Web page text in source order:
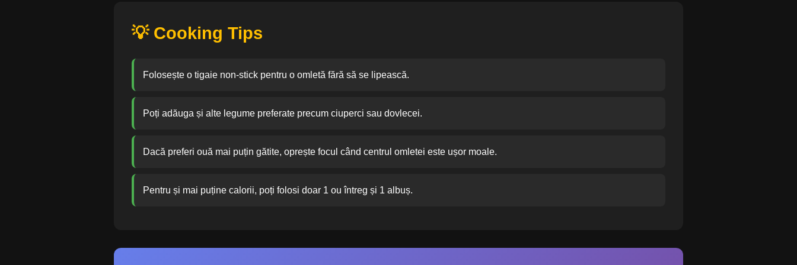
💡 Cooking Tips
Folosește o tigaie non-stick pentru o omletă fără să se lipească.
Poți adăuga și alte legume preferate precum ciuperci sau dovlecei.
Dacă preferi ouă mai puțin gătite, oprește focul când centrul omletei este ușor moale.
Pentru și mai puține calorii, poți folosi doar 1 ou întreg și 1 albuș.